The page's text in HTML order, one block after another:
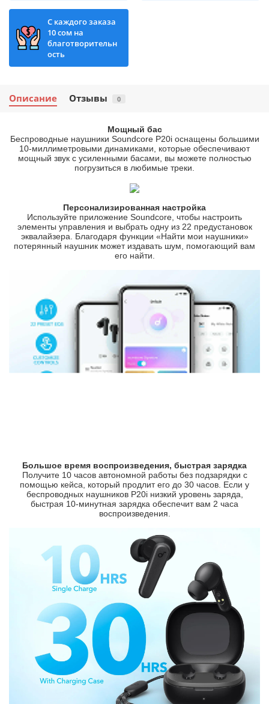
С каждого заказа
10 сом на
благотворительн
ость
Описание Отзывы 0
Мощный бас
Беспроводные наушники Soundcore P20i оснащены большими
10-миллиметровыми динамиками, которые обеспечивают
мощный звук с усиленными басами, вы можете полностью
погрузиться в любимые треки.
Персонализированная настройка
Используйте приложение Soundcore, чтобы настроить
элементы управления и выбрать одну из 22 предустановок
эквалайзера. Благодаря функции «Найти мои наушники»
потерянный наушник может издавать шум, помогающий вам
его найти.
Большое время воспроизведения, быстрая зарядка
Получите 10 часов автономной работы без подзарядки с
помощью кейса, который продлит его до 30 часов. Если у
беспроводных наушников P20i низкий уровень заряда,
быстрая 10-минутная зарядка обеспечит вам 2 часа
воспроизведения.